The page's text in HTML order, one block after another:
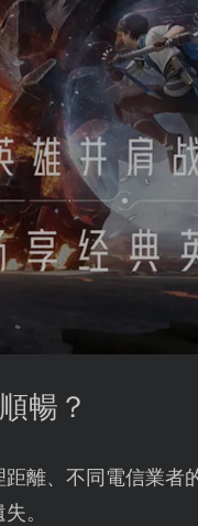
暢？
離、不同電信業者
。